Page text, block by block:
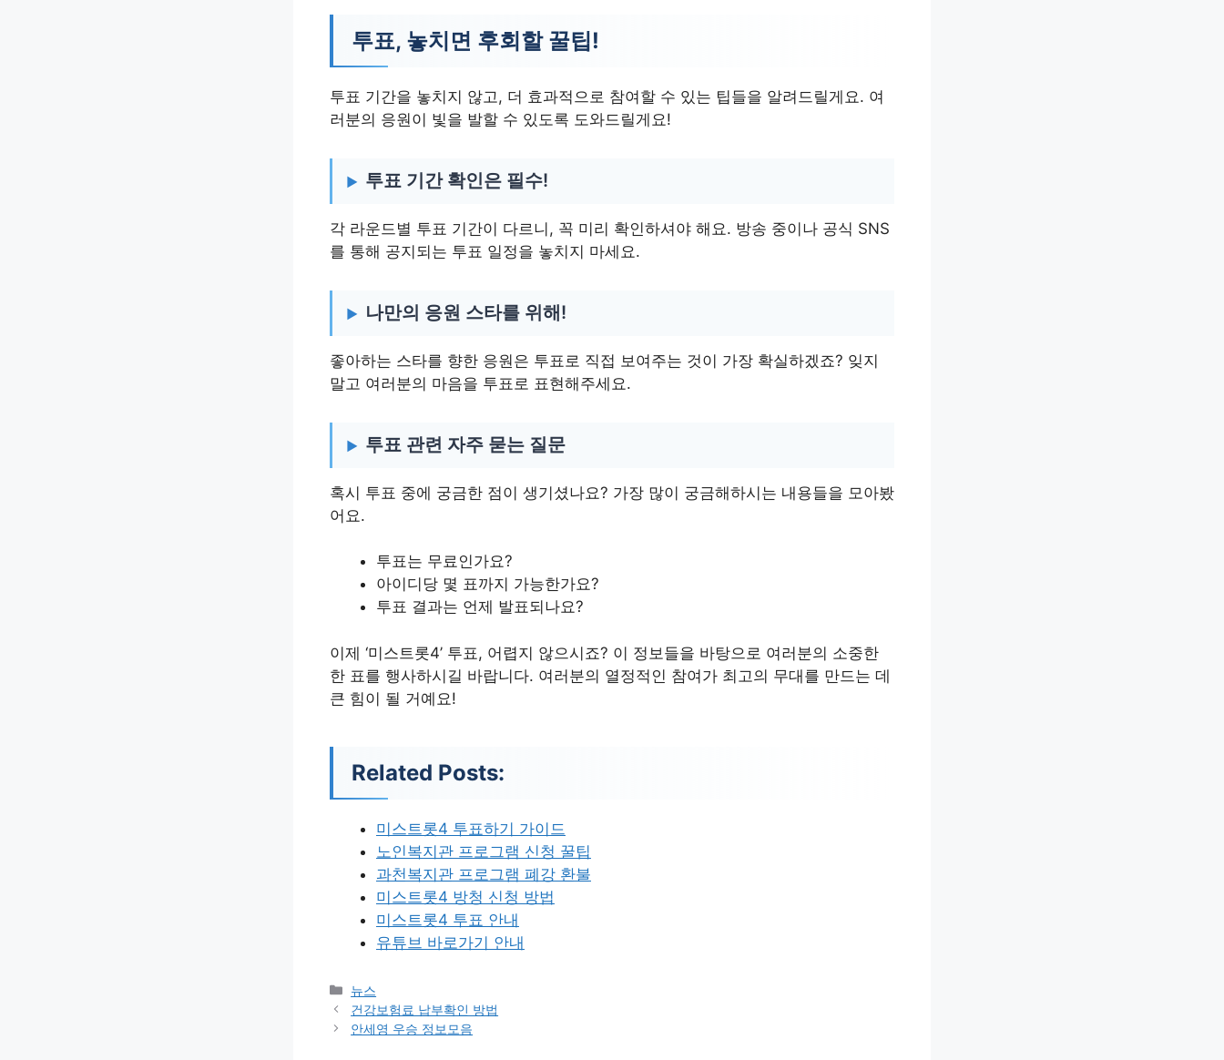
투표, 놓치면 후회할 꿀팁!
투표 기간을 놓치지 않고, 더 효과적으로 참여할 수 있는 팁들을 알려드릴게요. 여
러분의 응원이 빛을 발할 수 있도록 도와드릴게요!
투표 기간 확인은 필수!
각 라운드별 투표 기간이 다르니, 꼭 미리 확인하셔야 해요. 방송 중이나 공식 SNS
를 통해 공지되는 투표 일정을 놓치지 마세요.
나만의 응원 스타를 위해!
좋아하는 스타를 향한 응원은 투표로 직접 보여주는 것이 가장 확실하겠죠? 잊지
말고 여러분의 마음을 투표로 표현해주세요.
투표 관련 자주 묻는 질문
혹시 투표 중에 궁금한 점이 생기셨나요? 가장 많이 궁금해하시는 내용들을 모아봤
어요.
투표는 무료인가요?
아이디당 몇 표까지 가능한가요?
투표 결과는 언제 발표되나요?
이제 ‘미스트롯4’ 투표, 어렵지 않으시죠? 이 정보들을 바탕으로 여러분의 소중한
한 표를 행사하시길 바랍니다. 여러분의 열정적인 참여가 최고의 무대를 만드는 데
큰 힘이 될 거예요!
Related Posts:
미스트롯4 투표하기 가이드
노인복지관 프로그램 신청 꿀팁
과천복지관 프로그램 폐강 환불
미스트롯4 방청 신청 방법
미스트롯4 투표 안내
유튜브 바로가기 안내
카
테
고
뉴스
건강보험료 납부확인 방법
안세영 우승 정보모음